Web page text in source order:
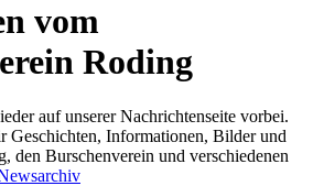
vom
Roding
auf unserer Nachrichtenseite vorbei.
Geschichten, Informationen, Bilder und
den Burschenverein und verschiedenen